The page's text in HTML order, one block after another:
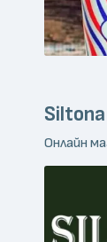
Siltona
Онлайн